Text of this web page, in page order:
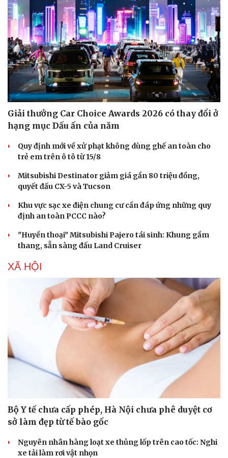
Giải thưởng Car Choice Awards 2026 có thay đổi ở
hạng mục Dấu ấn của năm
Quy định mới về xử phạt không dùng ghế an toàn cho
trẻ em trên ô tô từ 15/8
Mitsubishi Destinator giảm giá gần 80 triệu đồng,
quyết đấu CX-5 và Tucson
Khu vực sạc xe điện chung cư cần đáp ứng những quy
định an toàn PCCC nào?
"Huyền thoại" Mitsubishi Pajero tái sinh: Khung gầm
thang, sẵn sàng đấu Land Cruiser
XÃ HỘI
Bộ Y tế chưa cấp phép, Hà Nội chưa phê duyệt cơ
sở làm đẹp từ tế bào gốc
Nguyên nhân hàng loạt xe thủng lốp trên cao tốc: Nghi
xe tải làm rơi vật nhọn